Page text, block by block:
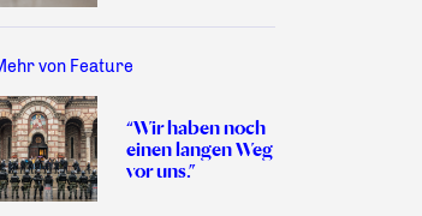
von Feature
“Wir haben noch
einen langen Weg
vor uns.”